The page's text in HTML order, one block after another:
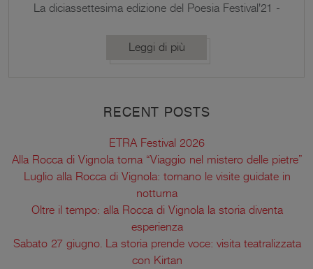
La diciassettesima edizione del Poesia Festival'21 -
novembre.
Leggi di più
RECENT POSTS
ETRA Festival 2026
Alla Rocca di Vignola torna “Viaggio nel mistero delle pietre”
Luglio alla Rocca di Vignola: tornano le visite guidate in
notturna
Oltre il tempo: alla Rocca di Vignola la storia diventa
esperienza
Sabato 27 giugno. La storia prende voce: visita teatralizzata
con Kirtan